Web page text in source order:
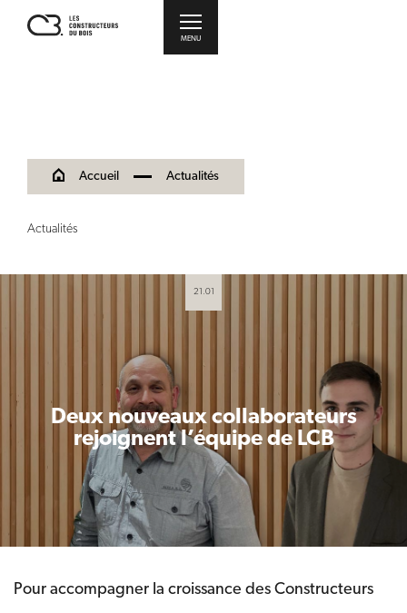
MENU
Accueil Actualités
Actualités
21.01
Deux nouveaux collaborateurs
rejoignent l’équipe de LCB
Pour accompagner la croissance des Constructeurs